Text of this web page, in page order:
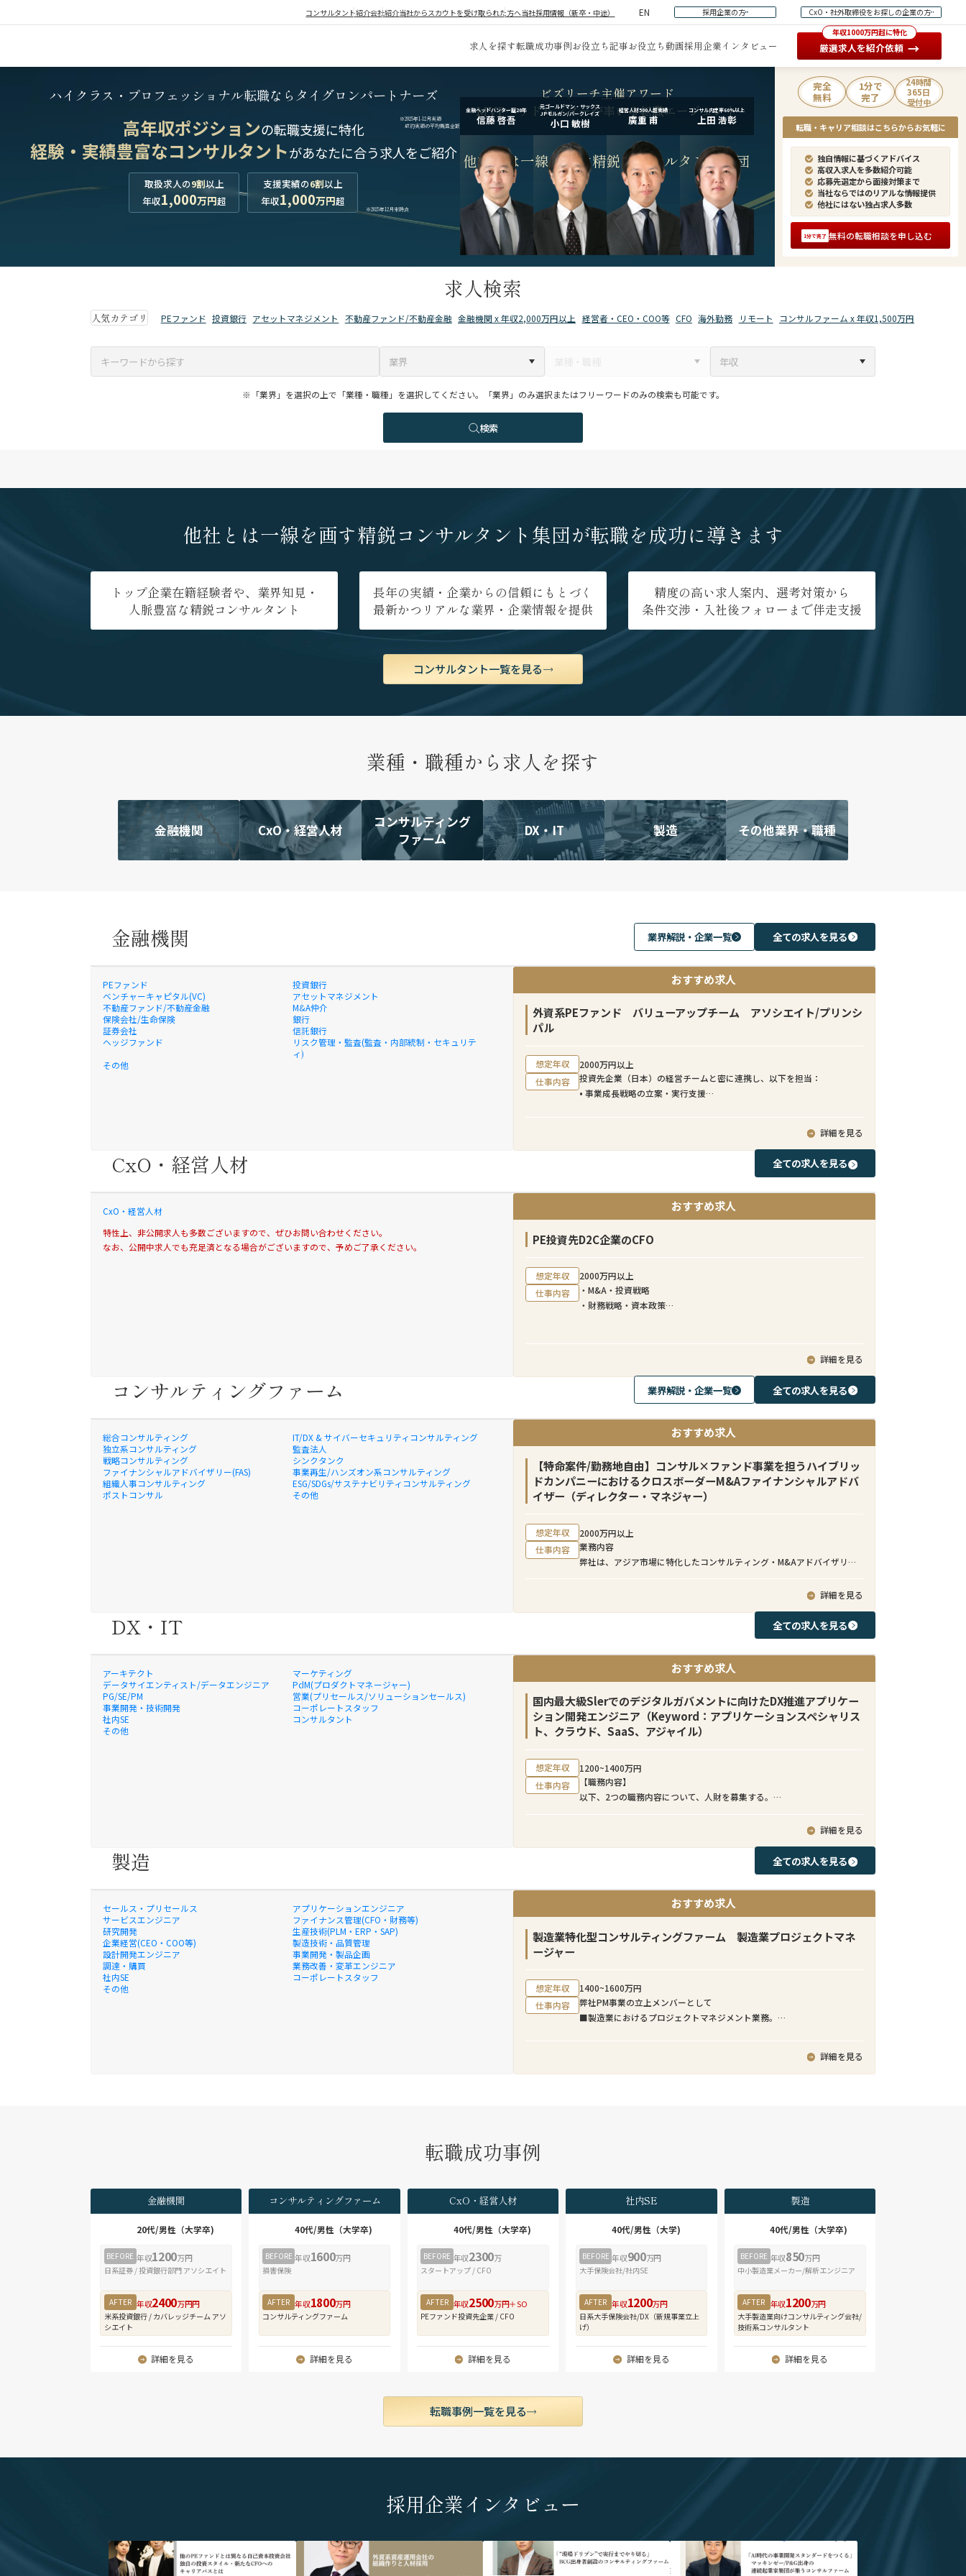
コンサルタント紹介会社紹介当社からスカウトを受け取られた方へ当社採用情報（新卒・中途） EN 採用企業の方 CxO・社外取締役をお探しの企業の方
求人を探す転職成功事例お役立ち記事お役立ち動画採用企業インタビュー
年収1000万円超に特化
厳選求人を紹介依頼 →
ハイクラス・プロフェッショナル転職ならタイグロンパートナーズ
※2025年1-12月実績
成約実績の平均概算金額
高年収ポジションの転職支援に特化
経験・実績豊富なコンサルタントがあなたに合う求人をご紹介
取扱求人の9割以上
年収1,000万円超
支援実績の6割以上
年収1,000万円超
※2025年12月末時点
ビズリーチ主催アワード
MVPヘッドハンターが率いる転職エージェント
金融ヘッドハンター歴20年
信藤 啓吾
元ゴールドマン・サックス
JPモルガン/バークレイズ
小口 敏樹
経営人材500人超実績
廣重 甫
コンサル内定率60%以上
上田 浩彰
他社とは一線を画す精鋭コンサルタント集団
完全
無料
1分で
完了
24時間
365日
受付中
転職・キャリア相談はこちらからお気軽に
独自情報に基づくアドバイス
高収入求人を多数紹介可能
応募先選定から面接対策まで
当社ならではのリアルな情報提供
他社にはない独占求人多数
1分で完了 無料の転職相談を申し込む
求人検索
人気カテゴリ PEファンド 投資銀行 アセットマネジメント 不動産ファンド/不動産金融 金融機関 x 年収2,000万円以上 経営者・CEO・COO等 CFO 海外勤務 リモート コンサルファーム x 年収1,500万円
※「業界」を選択の上で「業種・職種」を選択してください。「業界」のみ選択またはフリーワードのみの検索も可能です。
検索
他社とは一線を画す精鋭コンサルタント集団が転職を成功に導きます
トップ企業在籍経験者や、業界知見・
人脈豊富な精鋭コンサルタント
長年の実績・企業からの信頼にもとづく
最新かつリアルな業界・企業情報を提供
精度の高い求人案内、選考対策から
条件交渉・入社後フォローまで伴走支援
コンサルタント一覧を見る
業種・職種から求人を探す
金融機関 CxO・経営人材
コンサルティング
ファーム
DX・IT 製造 その他業界・職種
金融機関 業界解説・企業一覧 全ての求人を見る
PEファンド
投資銀行
ベンチャーキャピタル(VC)
アセットマネジメント
不動産ファンド/不動産金融
M&A仲介
保険会社/生命保険
銀行
証券会社
信託銀行
ヘッジファンド
リスク管理・監査(監査・内部統制・セキュリテ
ィ)
その他
おすすめ求人
外資系PEファンド バリューアップチーム アソシエイト/プリンシ
パル
想定年収
2000万円以上
仕事内容
投資先企業（日本）の経営チームと密に連携し、以下を担当：
• 事業成長戦略の立案・実行支援
• 追加M&Aの検討・実行支援（DD〜PMI）
• ファンドへのレポーティング・コミュニケーション
詳細を見る
CxO・経営人材 全ての求人を見る
CxO・経営人材
特性上、非公開求人も多数ございますので、ぜひお問い合わせください。
なお、公開中求人でも充足済となる場合がございますので、予めご了承ください。
おすすめ求人
PE投資先D2C企業のCFO
想定年収
2000万円以上
仕事内容
・M&A・投資戦略
・財務戦略・資本政策
詳細を見る
コンサルティングファーム 業界解説・企業一覧 全ての求人を見る
総合コンサルティング
IT/DX & サイバーセキュリティコンサルティング
独立系コンサルティング
監査法人
戦略コンサルティング
シンクタンク
ファイナンシャルアドバイザリー(FAS)
事業再生/ハンズオン系コンサルティング
組織人事コンサルティング
ESG/SDGs/サステナビリティコンサルティング
ポストコンサル
その他
おすすめ求人
【特命案件/勤務地自由】コンサル×ファンド事業を担うハイブリッ
ドカンパニーにおけるクロスボーダーM&Aファイナンシャルアドバ
イザー（ディレクター・マネジャー）
想定年収
2000万円以上
仕事内容
業務内容
弊社は、アジア市場に特化したコンサルティング・M&Aアドバイザリー
市場において日本企業の事業戦略実行を支援しています。ダイナミック
弊社のクロスボーダーM&Aチームでは日本企業側に就くバイサイドファ
イナンシャルアドバイザーとして、日本企業によるインアウト型クロス
ボーダーM&A案件を支援しています。ターゲット企業のソーシングか
ら、バリュエーション助言、意向表明書の提出、法律事務所・会計事務
所など外部アドバイザーとの連携、ディールストラクチャリング、契約
条件の交渉、クロージングまでのM&Aプロセスを日本企業クライアント
当チームには日本人のみならず、シンガポール、スペイン、マレーシア、
インド、タイ、ベトナム、台湾、インドネシア等、多国籍なメンバーが
所属しています。例えばインドネシアの案件ではインドネシアチームが
ディールストラクチャリング等のM&A実務を担当する一方、本ポジショ
ンにご応募いただく方には日本企業クライアントとのコミュニケーショ
ン（案件の提案、案件進捗の報告、クライアントの期待値コントロー
ル、インドネシアチームの成果物説明、買い手意向の汲み取り等）を担
当していただきます。クライアントとは日本語でコミュニケーションを
取りつつ、チームメンバーとは英語でクライアントの意向を伝えつつ、
います。
近年、日本企業による海外事業強化は経営の優先課題となっており、弊
社のクロスボーダーM&Aチームにおいても常時数十件のパイプラインが
進行しています。日本企業のクロスボーダーM&Aを支援するためには、
へのM&Aアドバイザリーあるいは買い手としてのM&A実務経験があり、
クライアントをリードできるディレクター・マネジャーレベルの人材を
ャルアドバイザリー（FA）、PMIといった厳密な分業体制は取っておら
であるM&Aターゲット探索から、ディールオリジネーション、LOI提出、
全体に一気通貫で関与することができます。M&Aプロフェッショナルと
しての実務経験を幅広く積むことができる環境です。
■ クロスボーダーM&Aに特化した豊富な案件経験
当チームが取り扱う案件はすべてクロスボーダーM&Aです。国の種類の
みならず、関与する業界も様々で、案件の数も豊富です。日本企業の
M&Aニーズが最も高い東南アジアを中心とした多様な国における多業種
のM&A案件を通して、グローバルなビジネス環境で通用する実務経験が
■ アジア全域のチームと協働する柔軟な働き方
に応じた居住地から業務を行うことが可能です。日本国外での駐在をご
希望の方は面談時にご要望を伺います。国境を越えたチームの中で働く
グローバルなキャリア形成が可能な環境です。
詳細を見る
DX・IT 全ての求人を見る
アーキテクト
マーケティング
データサイエンティスト/データエンジニア
PdM(プロダクトマネージャー)
PG/SE/PM
営業(プリセールス/ソリューションセールス)
事業開発・技術開発
コーポレートスタッフ
社内SE
コンサルタント
その他
おすすめ求人
国内最大級Slerでのデジタルガバメントに向けたDX推進アプリケー
ション開発エンジニア（Keyword：アプリケーションスペシャリス
ト、クラウド、SaaS、アジャイル）
想定年収
1200~1400万円
仕事内容
【職務内容】
以下、2つの職務内容について、人財を募集する。
産中企庁、デジタル庁、入管庁領域を中心に、DXビジネス加速を推進で
現検討、アプリケーション設計、テスト等の一連のAP開発をクラウド基
盤（AWS、Azure、OCI、GCPなど）上で、実施する。
②政府情報システムのクラウド活用を推進するため、が提供する政府向
けのコミュニティクラウドサービス上に、社会基盤を支える新たな省庁
横断のデジタルサービス（SaaS)をアプリケーション開発技術者として、
アジャイル開発等を駆使して、アジリティ高く開発・提供する。
造し、より豊かで調和のとれた社会の実現に貢献する。」を体現できる
・アプリケーションスペシャリストとして、ビジネス構想・検討段階か
ら関わり、様々なシステム・サービスを組み合わせることで、デジタ
ら、デジタルビジネスマネージャー、サービスデザイナー、ビジネスデ
ィベロッパ、ITアーキテクト、ITスペシャリスト、プロジェクトマネージ
ことができる
・組織の約1割は中途入社。
・在宅勤務（テレワーク）は、プロジェクト状況によりますが、平均で
週3～4日程度。
詳細を見る
製造 全ての求人を見る
セールス・プリセールス
アプリケーションエンジニア
サービスエンジニア
ファイナンス管理(CFO・財務等)
研究開発
生産技術(PLM・ERP・SAP)
企業経営(CEO・COO等)
製造技術・品質管理
設計開発エンジニア
事業開発・製品企画
調達・購買
業務改善・変革エンジニア
社内SE
コーポレートスタッフ
その他
おすすめ求人
製造業特化型コンサルティングファーム 製造業プロジェクトマネ
ージャー
想定年収
1400~1600万円
仕事内容
弊社PM事業の立上メンバーとして
■製造業におけるプロジェクトマネジメント業務。
詳細を見る
転職成功事例
金融機関
20代/男性（大学卒)
BEFORE 年収1200万円
日系証券 / 投資銀行部門 アソシエイト
AFTER 年収2400万円円
米系投資銀行 / カバレッジチーム アソ
シエイト
詳細を見る
コンサルティングファーム
40代/男性（大学卒)
BEFORE 年収1600万円
損害保険
AFTER 年収1800万円
コンサルティングファーム
詳細を見る
CxO・経営人材
40代/男性（大学卒)
BEFORE 年収2300万
スタートアップ / CFO
AFTER 年収2500万円＋SO
PEファンド投資先企業 / CFO
詳細を見る
社内SE
40代/男性（大学)
BEFORE 年収900万円
大手保険会社/社内SE
AFTER 年収1200万円
日系大手保険会社/DX（新規事業立上
げ）
詳細を見る
製造
40代/男性（大学卒)
BEFORE 年収850万円
中小製造業メーカー/解析エンジニア
AFTER 年収1200万円
大手製造業向けコンサルティング会社/
技術系コンサルタント
詳細を見る
転職事例一覧を見る
採用企業インタビュー
" alt="他のPEファンドとは異なる自己資本投資
会社 独自の投資スタイル・新たなCFOへのキャ
リアパスとは｜株式会社ミダスキャピタル ディ
" alt="外資系資産運用会社の組織作りと人材採
用｜元PGIMジャパン株式会社代表取締役社長 /
元イーストスプリング・インベストメンツ株式
" alt="「“現場ドリブン”で実行までやり切る」
BCG出身者創設のコンサルティングファーム｜
株式会社LASINVA 代表取締役社長 中川 浩幸氏">
" alt="「AI時代の事業開発スタンダードをつく
る」マッキンゼー/P&G出身の連続起業家集団が
集うコンサルファーム｜株式会社enableX 代表